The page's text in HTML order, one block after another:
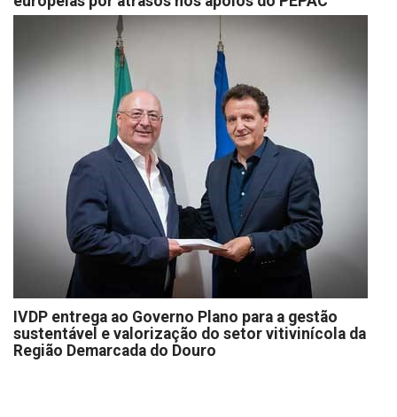
IVDP entrega ao Governo Plano para a gestão
sustentável e valorização do setor vitivinícola da
Região Demarcada do Douro